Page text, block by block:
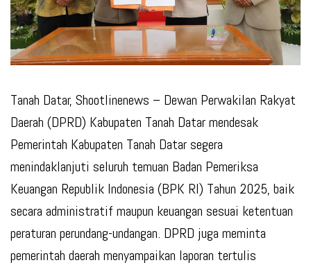
Tanah Datar, Shootlinenews – Dewan Perwakilan Rakyat
Daerah (DPRD) Kabupaten Tanah Datar mendesak
Pemerintah Kabupaten Tanah Datar segera
menindaklanjuti seluruh temuan Badan Pemeriksa
Keuangan Republik Indonesia (BPK RI) Tahun 2025, baik
secara administratif maupun keuangan sesuai ketentuan
peraturan perundang-undangan. DPRD juga meminta
pemerintah daerah menyampaikan laporan tertulis